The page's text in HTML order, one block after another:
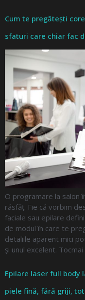
Cum te pregătești
sfaturi care chiar fac
O programare la salon
răsfăț. Fie că vorbim
faciale sau epilare
de modul în care te
detaliile aparent mici
și unul excelent.
Epilare laser full body
piele fină, fără griji,